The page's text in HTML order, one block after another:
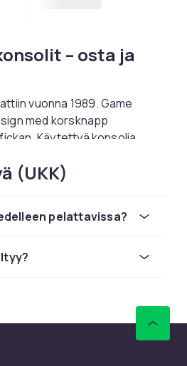
– osta ja
vuonna 1989. Game
med korsknapp
Käytettyä konsolia
selkeitä.
ostossa?
portit toimivat ja kuva
kaupankäynti.
(UKK)
pelattavissa?